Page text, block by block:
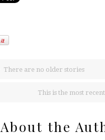
There are no older stories
This is the most
About the